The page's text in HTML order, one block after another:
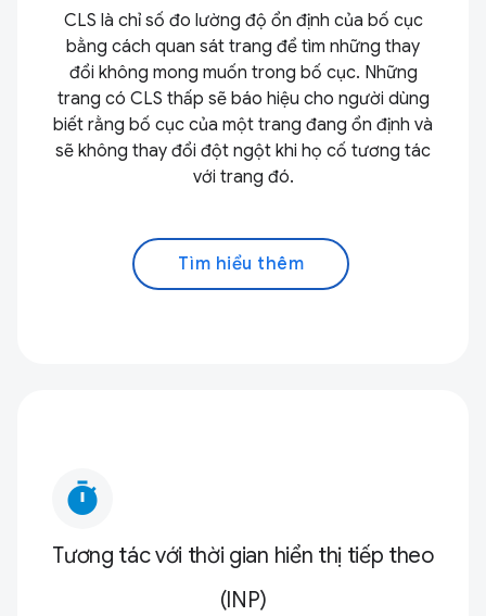
CLS là chỉ số đo lường độ ổn định của bố cục
bằng cách quan sát trang để tìm những thay
đổi không mong muốn trong bố cục. Những
trang có CLS thấp sẽ báo hiệu cho người dùng
biết rằng bố cục của một trang đang ổn định và
sẽ không thay đổi đột ngột khi họ cố tương tác
với trang đó.
Tìm hiểu thêm
timer
Tương tác với thời gian hiển thị tiếp theo
(INP)